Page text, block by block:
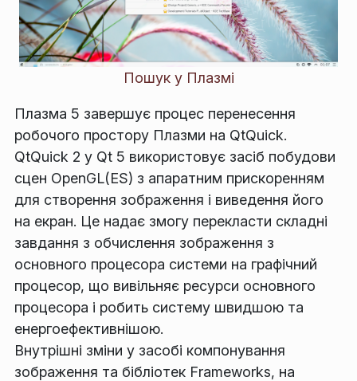
Пошук у Плазмі
Плазма 5 завершує процес перенесення
робочого простору Плазми на QtQuick.
QtQuick 2 у Qt 5 використовує засіб побудови
сцен OpenGL(ES) з апаратним прискоренням
для створення зображення і виведення його
на екран. Це надає змогу перекласти складні
завдання з обчислення зображення з
основного процесора системи на графічний
процесор, що вивільняє ресурси основного
процесора і робить систему швидшою та
енергоефективнішою.
Внутрішні зміни у засобі компонування
зображення та бібліотек Frameworks, на